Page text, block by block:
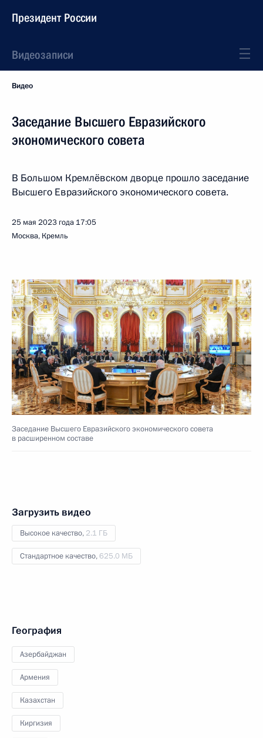
Президент России
Видеозаписи
Видео
Заседание Высшего Евразийского
экономического совета
В Большом Кремлёвском дворце прошло заседание
Высшего Евразийского экономического совета.
25 мая 2023 года 17:05
Москва, Кремль
Заседание Высшего Евразийского экономического совета
в расширенном составе
Загрузить видео
Высокое качество, 2.1 ГБ
Стандартное качество,625.0 МБ
География
Азербайджан
Армения
Казахстан
Киргизия